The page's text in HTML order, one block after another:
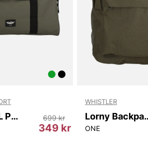
Bronze 40L PU Duffel Bag
349 kr
699 kr
WHISTLER
ONE